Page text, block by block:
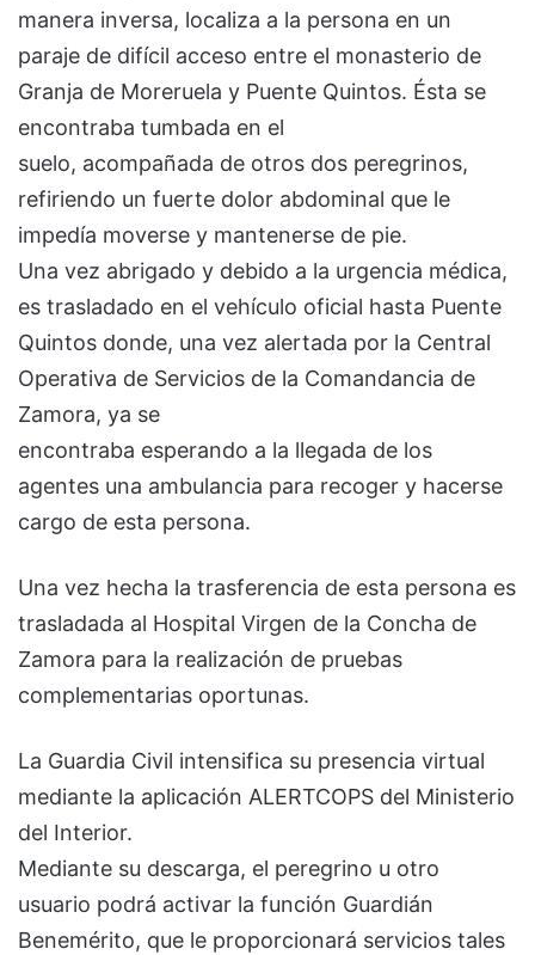
manera inversa, localiza a la persona en un
paraje de difícil acceso entre el monasterio de
Granja de Moreruela y Puente Quintos. Ésta se
encontraba tumbada en el
suelo, acompañada de otros dos peregrinos,
refiriendo un fuerte dolor abdominal que le
impedía moverse y mantenerse de pie.
Una vez abrigado y debido a la urgencia médica,
es trasladado en el vehículo oficial hasta Puente
Quintos donde, una vez alertada por la Central
Operativa de Servicios de la Comandancia de
Zamora, ya se
encontraba esperando a la llegada de los
agentes una ambulancia para recoger y hacerse
cargo de esta persona.
Una vez hecha la trasferencia de esta persona es
trasladada al Hospital Virgen de la Concha de
Zamora para la realización de pruebas
complementarias oportunas.
La Guardia Civil intensifica su presencia virtual
mediante la aplicación ALERTCOPS del Ministerio
del Interior.
Mediante su descarga, el peregrino u otro
usuario podrá activar la función Guardián
Benemérito, que le proporcionará servicios tales